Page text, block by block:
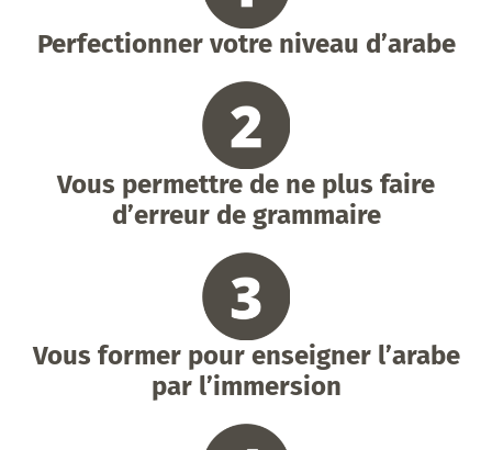
Perfectionner votre niveau d’arabe
Vous permettre de ne plus faire
d’erreur de grammaire
Vous former pour enseigner l’arabe
par l’immersion